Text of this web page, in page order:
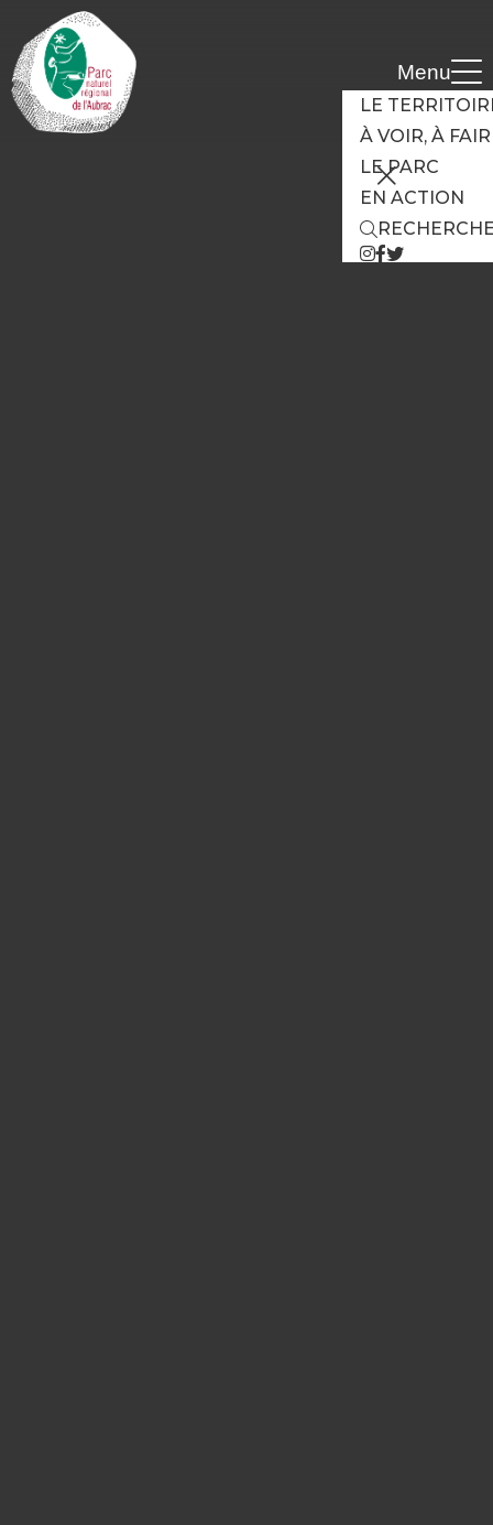
Menu
LE
À VOIR, À
LE PARC
EN ACTION
Cookies management panel